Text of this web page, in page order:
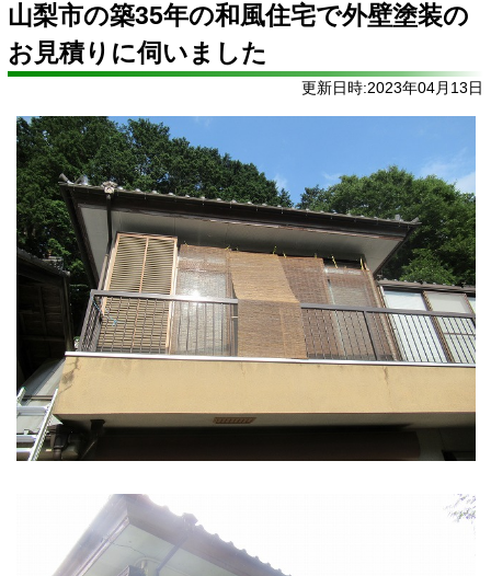
山梨市の築35年の和風住宅で外壁塗装の
お見積りに伺いました
更新日時:2023年04月13日